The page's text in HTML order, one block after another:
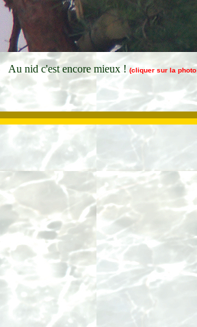
Au nid c'est encore mieux ! (cliquer sur la